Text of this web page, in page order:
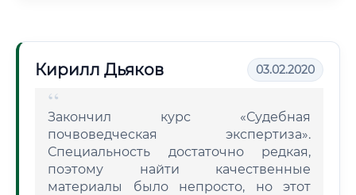
Кирилл Дьяков 03.02.2020
Закончил курс «Судебная
почвоведческая экспертиза».
Специальность достаточно редкая,
поэтому найти качественные
материалы было непросто, но этот